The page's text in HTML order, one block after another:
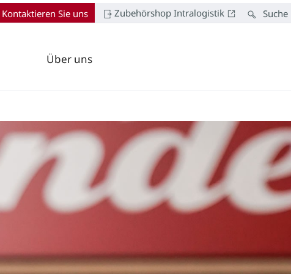
Über uns
Suche
Zubehörshop Intralogistik
Kontaktieren Sie uns